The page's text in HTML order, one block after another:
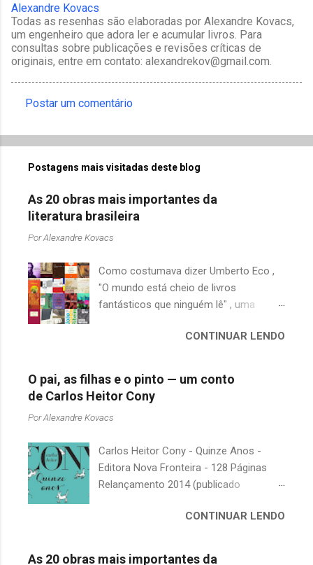
Alexandre Kovacs
Todas as resenhas são elaboradas por Alexandre Kovacs,
um engenheiro que adora ler e acumular livros. Para
consultas sobre publicações e revisões críticas de
originais, entre em contato: alexandrekov@gmail.com.
o
n
t
á
o
s
Postar um comentário
Postagens mais visitadas deste blog
As 20 obras mais importantes da
literatura brasileira
PorAlexandre Kovacs
Como costumava dizer Umberto Eco ,
"O mundo está cheio de livros
fantásticos que ninguém lê" , uma
quando falamos de clássicos da
escritores brasileiros, somos forçados
a uma avaliação burocrática na escola e
acabamos adquirindo uma certa
antipatia a determinado livro ou autor
justamente o contrário. É surpreendente
como uma segunda visita a essas
obras, já em nossa maturidade, pode
escondido, bem ali na nossa estante.
nós? A limitação de apenas 20
CONTINUAR LENDO
O pai, as filhas e o pinto — um conto
de Carlos Heitor Cony
PorAlexandre Kovacs
Carlos Heitor Cony - Quinze Anos -
Editora Nova Fronteira - 128 Páginas
Relançamento 2014 (publicado
com deliciosos contos sobre a infância
bem-humoradas e sensíveis,
CONTINUAR LENDO
As 20 obras mais importantes da